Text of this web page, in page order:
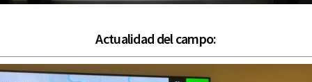
Actualidad del campo: